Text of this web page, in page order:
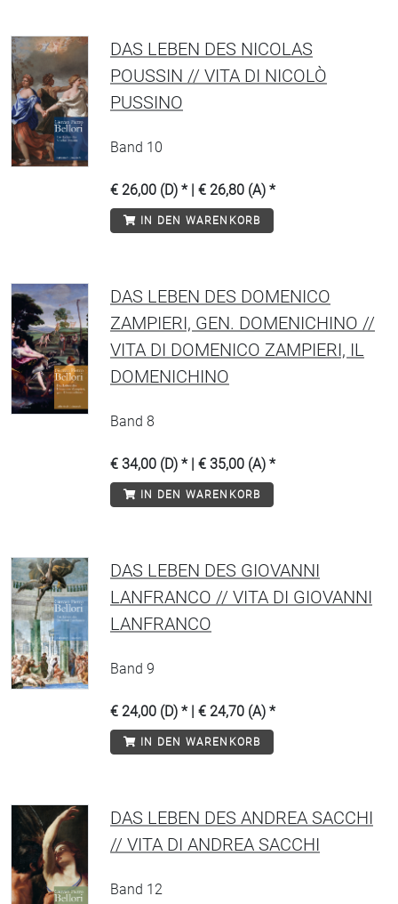
DAS LEBEN DES NICOLAS
POUSSIN // VITA DI NICOLÒ
PUSSINO
Band 10
€ 26,00 (D) * | € 26,80 (A) *
IN DEN WARENKORB
DAS LEBEN DES DOMENICO
ZAMPIERI, GEN. DOMENICHINO //
VITA DI DOMENICO ZAMPIERI, IL
DOMENICHINO
Band 8
€ 34,00 (D) * | € 35,00 (A) *
IN DEN WARENKORB
DAS LEBEN DES GIOVANNI
LANFRANCO // VITA DI GIOVANNI
LANFRANCO
Band 9
€ 24,00 (D) * | € 24,70 (A) *
IN DEN WARENKORB
DAS LEBEN DES ANDREA SACCHI
// VITA DI ANDREA SACCHI
Band 12